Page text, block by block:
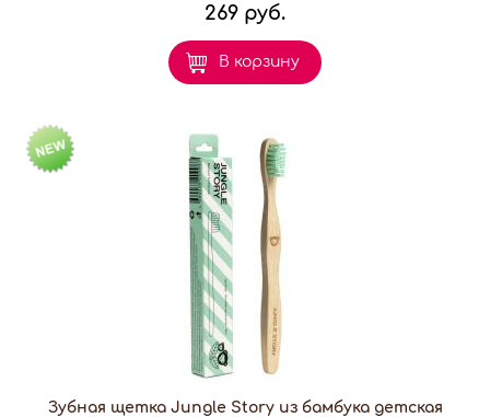
269 руб.
В корзину
Зубная щетка Jungle Story из бамбука детская